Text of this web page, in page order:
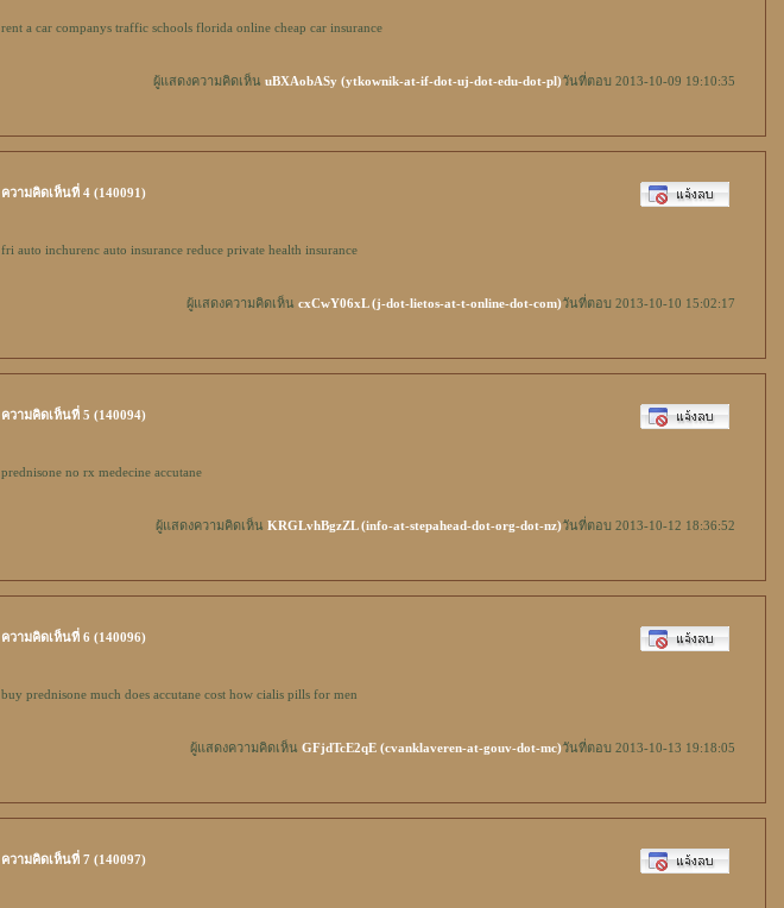
rent a car companys traffic schools florida online cheap car insurance
ผู้แสดงความคิดเห็น uBXAobASy (ytkownik-at-if-dot-uj-dot-edu-dot-pl)วันที่ตอบ 2013-10-09 19:10:35
ความคิดเห็นที่ 4 (140091)
fri auto inchurenc auto insurance reduce private health insurance
ผู้แสดงความคิดเห็น cxCwY06xL (j-dot-lietos-at-t-online-dot-com)วันที่ตอบ 2013-10-10 15:02:17
ความคิดเห็นที่ 5 (140094)
prednisone no rx medecine accutane
ผู้แสดงความคิดเห็น KRGLvhBgzZL (info-at-stepahead-dot-org-dot-nz)วันที่ตอบ 2013-10-12 18:36:52
ความคิดเห็นที่ 6 (140096)
buy prednisone much does accutane cost how cialis pills for men
ผู้แสดงความคิดเห็น GFjdTcE2qE (cvanklaveren-at-gouv-dot-mc)วันที่ตอบ 2013-10-13 19:18:05
ความคิดเห็นที่ 7 (140097)